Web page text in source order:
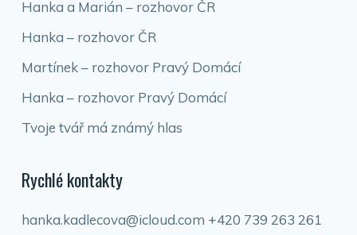
Hanka a Marián – rozhovor ČR
Hanka – rozhovor ČR
Martínek – rozhovor Pravý Domácí
Hanka – rozhovor Pravý Domácí
Tvoje tvář má známý hlas
Rychlé kontakty
hanka.kadlecova@icloud.com +420 739 263 261